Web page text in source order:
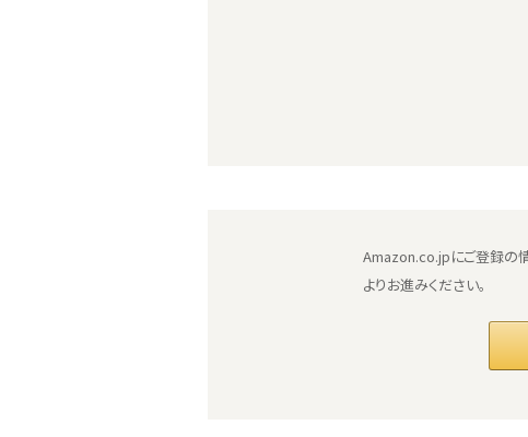
Amazon.co.jpにご登録の
よりお進みください。